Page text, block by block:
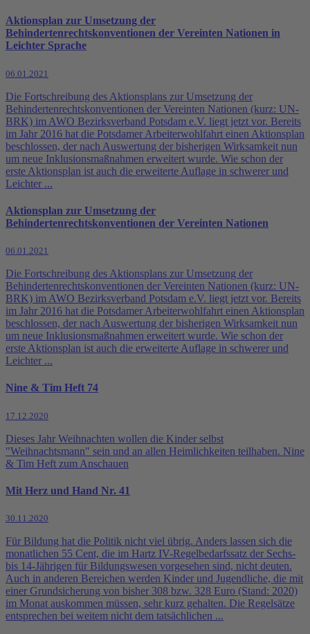
Aktionsplan zur Umsetzung der
Behindertenrechtskonventionen der Vereinten Nationen in
Leichter Sprache
06.01.2021
Die Fortschreibung des Aktionsplans zur Umsetzung der
Behindertenrechtskonventionen der Vereinten Nationen (kurz: UN-
BRK) im AWO Bezirksverband Potsdam e.V. liegt jetzt vor. Bereits
im Jahr 2016 hat die Potsdamer Arbeiterwohlfahrt einen Aktionsplan
beschlossen, der nach Auswertung der bisherigen Wirksamkeit nun
um neue Inklusionsmaßnahmen erweitert wurde. Wie schon der
erste Aktionsplan ist auch die erweiterte Auflage in schwerer und
Leichter ...
Aktionsplan zur Umsetzung der
Behindertenrechtskonventionen der Vereinten Nationen
06.01.2021
Die Fortschreibung des Aktionsplans zur Umsetzung der
Behindertenrechtskonventionen der Vereinten Nationen (kurz: UN-
BRK) im AWO Bezirksverband Potsdam e.V. liegt jetzt vor. Bereits
im Jahr 2016 hat die Potsdamer Arbeiterwohlfahrt einen Aktionsplan
beschlossen, der nach Auswertung der bisherigen Wirksamkeit nun
um neue Inklusionsmaßnahmen erweitert wurde. Wie schon der
erste Aktionsplan ist auch die erweiterte Auflage in schwerer und
Leichter ...
Nine & Tim Heft 74
17.12.2020
Dieses Jahr Weihnachten wollen die Kinder selbst
"Weihnachtsmann" sein und an allen Heimlichkeiten teilhaben. Nine
& Tim Heft zum Anschauen
Mit Herz und Hand Nr. 41
30.11.2020
Für Bildung hat die Politik nicht viel übrig. Anders lassen sich die
monatlichen 55 Cent, die im Hartz IV-Regelbedarfssatz der Sechs-
bis 14-Jährigen für Bildungswesen vorgesehen sind, nicht deuten.
Auch in anderen Bereichen werden Kinder und Jugendliche, die mit
einer Grundsicherung von bisher 308 bzw. 328 Euro (Stand: 2020)
im Monat auskommen müssen, sehr kurz gehalten. Die Regelsätze
entsprechen bei weitem nicht dem tatsächlichen ...